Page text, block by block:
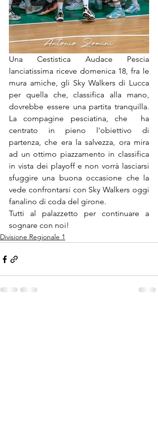
Una Cestistica Audace Pescia
lanciatissima riceve domenica 18, fra le
mura amiche, gli Sky Walkers di Lucca
per quella che, classifica alla mano,
dovrebbe essere una partita tranquilla.
La compagine pesciatina, che  ha
centrato in pieno l'obiettivo di
partenza, che era la salvezza, ora mira
ad un ottimo piazzamento in classifica
in vista dei playoff e non vorrà lasciarsi
sfuggire una buona occasione che la
vede confrontarsi con Sky Walkers oggi
fanalino di coda del girone.
Tutti al palazzetto per continuare a
sognare con noi!
Divisione Regionale 1